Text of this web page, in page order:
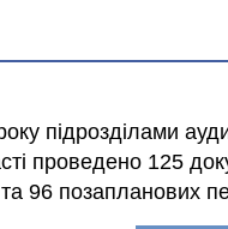
підрозділами
проведено 125
96 позапланових